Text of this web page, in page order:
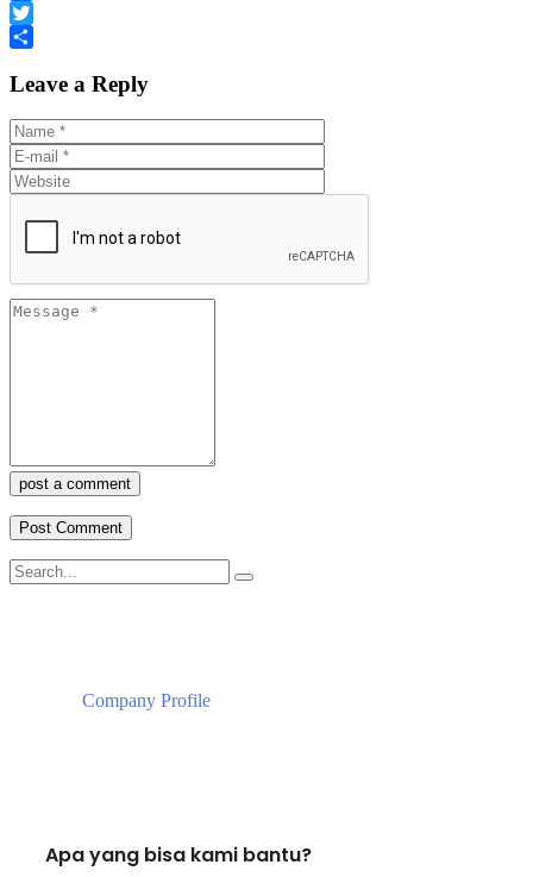
Facebook
Twitter
Leave a Reply
post a comment
Company Profile
Apa yang bisa kami bantu?